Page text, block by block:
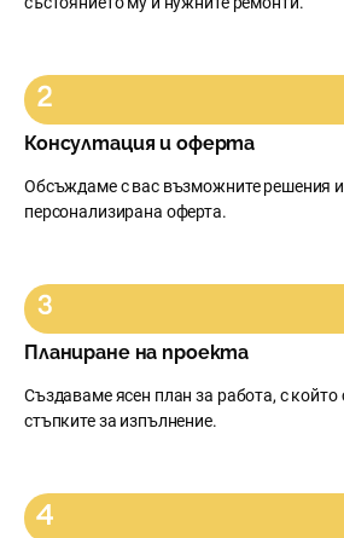
Консултация и оферта
Обсъждаме с вас възможните решения
персонализирана оферта.
Планиране на проекта
Създаваме ясен план за работа, с който
стъпките за изпълнение.